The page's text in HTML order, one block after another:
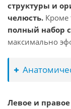
структуры и
челюсть. Кроме
полный набор
максимально
Левое и